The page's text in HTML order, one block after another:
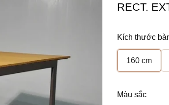
RECT.
Kích thước
160 cm
Màu sắc